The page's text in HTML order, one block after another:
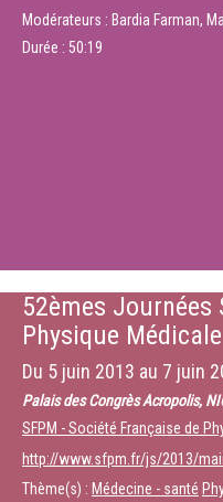
Modérateurs : Bardia Farman,
Durée : 50:19
52èmes Journées
Physique Médicale
Du 5 juin 2013 au 7 juin
Palais des Congrès Acropolis,
SFPM - Société Française de
http://www.sfpm.fr/js/2013/
Thème(s) : Médecine - santé